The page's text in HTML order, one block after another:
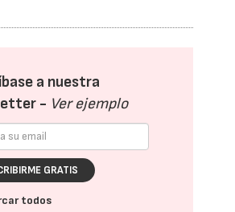
a nuestra
- Ver ejemplo
GRATIS
todos